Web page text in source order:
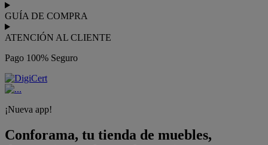
GUÍA DE COMPRA
ATENCIÓN AL CLIENTE
Pago 100% Seguro
¡Nueva app!
Conforama, tu tienda de muebles,